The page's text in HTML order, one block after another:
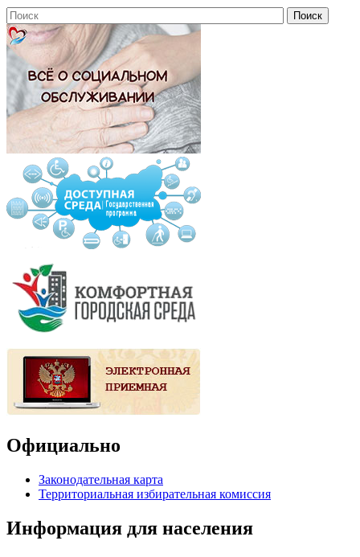
Официально
Законодательная карта
Территориальная избирательная комиссия
Информация для населения